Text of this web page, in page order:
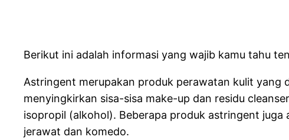
Berikut ini adalah informasi yang wajib kamu tahu
Astringent merupakan produk perawatan kulit yang
menyingkirkan sisa-sisa make-up dan residu
isopropil (alkohol). Beberapa produk astringent
jerawat dan komedo.